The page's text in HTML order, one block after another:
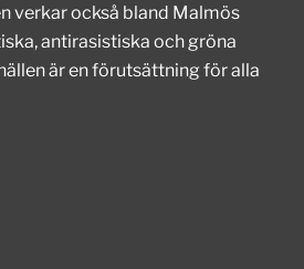
verkar också bland Malmös
antirasistiska och gröna
är en förutsättning för alla